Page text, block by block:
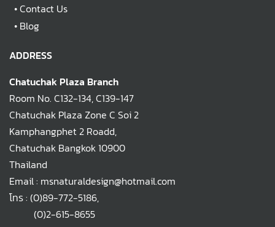
•Contact Us
• Blog
ADDRESS
Chatuchak Plaza Branch
Room No. C132-134, C139-147
Chatuchak Plaza Zone C Soi 2
Kamphangphet 2 Roadd,
Chatuchak Bangkok 10900
Thailand
Email : msnaturaldesign@hotmail.com
โทร : (0)89-772-5186,
(0)2-615-8655